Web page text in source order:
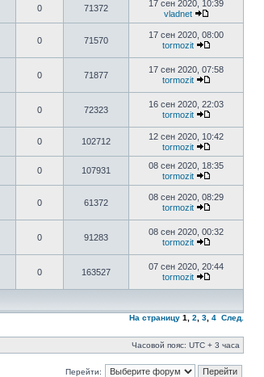
0 71372
17 сен 2020, 10:39
vladnet
0 71570
17 сен 2020, 08:00
tormozit
0 71877
17 сен 2020, 07:58
tormozit
0 72323
16 сен 2020, 22:03
tormozit
0 102712
12 сен 2020, 10:42
tormozit
0 107931
08 сен 2020, 18:35
tormozit
0 61372
08 сен 2020, 08:29
tormozit
0 91283
08 сен 2020, 00:32
tormozit
0 163527
07 сен 2020, 20:44
tormozit
На страницу 1 2 3 4 След.
Часовой пояс: UTC + 3 часа
Перейти: